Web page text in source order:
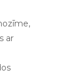
ar